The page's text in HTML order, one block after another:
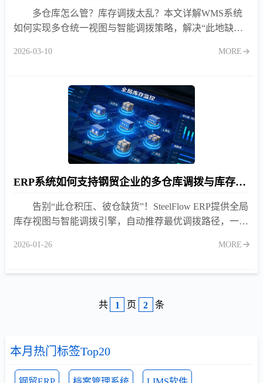
多仓库怎么管？库存调拨太乱？本文详解WMS系统
如何实现多仓统一视图与智能调拨策略，解决“此地缺货
上。
2026-03-10 MORE
ERP系统如何支持钢贸企业的多仓库调拨与库存平衡？
告别“此仓积压、彼仓缺货”！SteelFlow ERP提供全局
库存视图与智能调拨引擎，自动推荐最优调拨路径，一键
2026-01-26 MORE
本月热门标签Top20
共 1 页 2 条